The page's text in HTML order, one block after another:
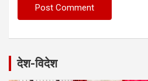
देश-विदेश